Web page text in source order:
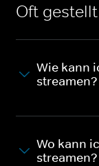
Oft
Wie kann
streamen?
Wo kann
streamen?